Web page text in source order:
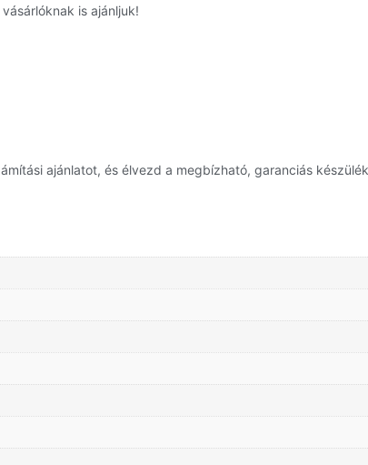
is ajánljuk!
ajánlatot, és élvezd a megbízható, garanciás